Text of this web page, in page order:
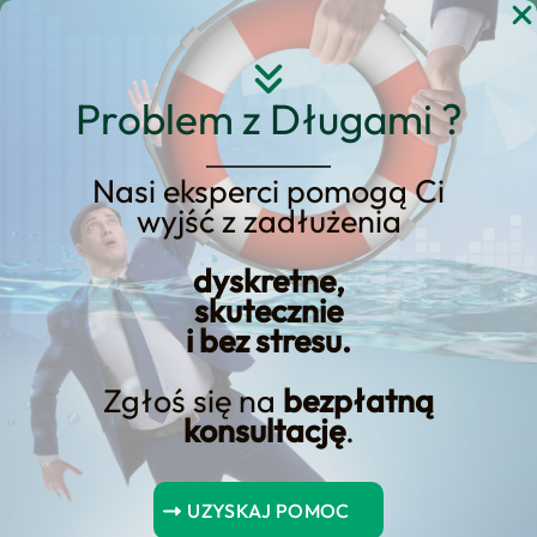
Problem z Długami ?
Nasi eksperci pomogą Ci
wyjść z zadłużenia
dyskretne,
skutecznie
i bez stresu.
Zgłoś się na bezpłatną
konsultację.
UZYSKAJ POMOC
Przejdź
Strona główna Blog Kredyt123.pl
kredyty
Strona 6
Odblokuj oszczędności:
Strategie obniżania kosztów
pożyczek gotówkowych
Poznaj skuteczne strategie obniżenia kosztów
pożyczek gotówkowych i odblokuj potencjalne